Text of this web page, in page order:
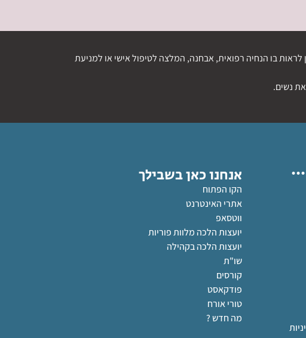
בו הנחיה רפואית, אבחנה, המלצה לטיפול אישי או למניעת
נשים.
אנחנו כאן בשבילך
הקו הפתוח
אתרי האינטרנט
ווטסאפ
יועצות הלכה מלוות פוריות
יועצות הלכה בקהילה
שו"ת
קורסים
פודקאסט
טורי אורח
מה חדש ?